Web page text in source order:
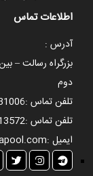
اطلاعات تماس
آدرس :
دوم
تلفن تماس :
تلفن تماس :
ایمیل :